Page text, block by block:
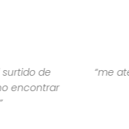
de
encontrar
“me